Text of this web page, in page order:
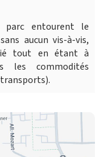
parc entourent le
aucun vis-à-vis,
tout en étant à
les commodités